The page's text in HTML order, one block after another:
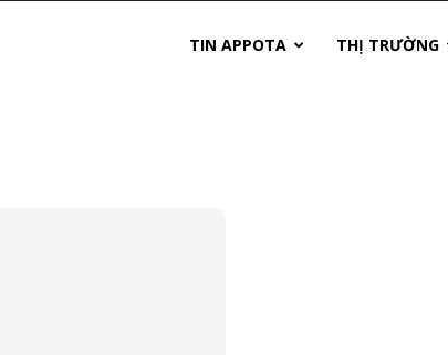
TIN APPOTA THỊ TRƯỜNG